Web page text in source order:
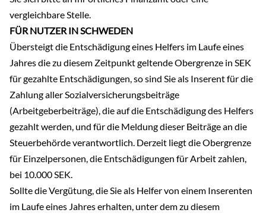
vergleichbare Stelle.
FÜR NUTZER IN SCHWEDEN
Übersteigt die Entschädigung eines Helfers im Laufe eines
Jahres die zu diesem Zeitpunkt geltende Obergrenze in SEK
für gezahlte Entschädigungen, so sind Sie als Inserent für die
Zahlung aller Sozialversicherungsbeiträge
(Arbeitgeberbeiträge), die auf die Entschädigung des Helfers
gezahlt werden, und für die Meldung dieser Beiträge an die
Steuerbehörde verantwortlich. Derzeit liegt die Obergrenze
für Einzelpersonen, die Entschädigungen für Arbeit zahlen,
bei 10.000 SEK.
Sollte die Vergütung, die Sie als Helfer von einem Inserenten
im Laufe eines Jahres erhalten, unter dem zu diesem